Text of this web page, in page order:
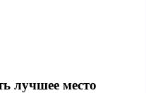
лучшее место